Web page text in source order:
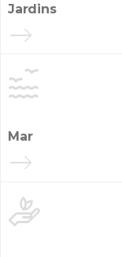
Jardins

Mar
